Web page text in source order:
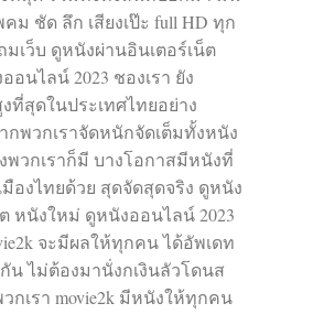
ม ชัด ลึก เสียงเป๊ะ full HD ทุก
มเว็บ ดูหนังผ่านอินเตอร์เน็ต
นไลน์ 2023 ชองเรา ยัง
ที่สุดในประเทศไทยอย่าง
กพวกเราจัดหนักจัดเต็มทั้งหนัง
พวกเราก็มี บางโอกาสมีหนังที่
มืองไทยด้วย สุดจัดสุดจริง ดูหนัง
หนังใหม่ ดูหนังออนไลน์ 2023
จะมีผลให้ทุกคน ได้อัพเดท
ไม่ต้องมานั่งกเงินลัวโดนส
กเรา movie2k มีหนังให้ทุกคน